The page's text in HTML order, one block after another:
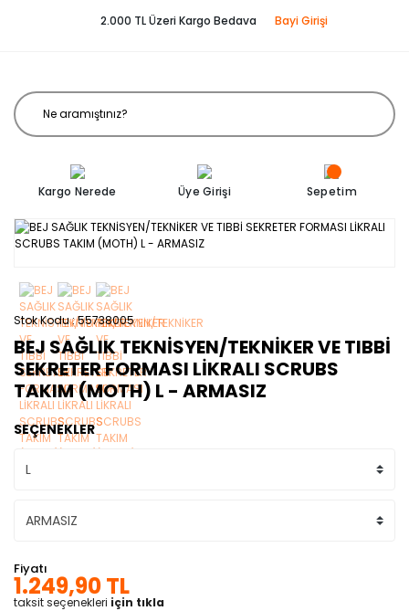
2.000 TL Üzeri Kargo Bedava Bayi Girişi
Kargo Nerede Üye Girişi Sepetim
Stok Kodu 55738005
BEJ SAĞLIK TEKNİSYEN/TEKNİKER VE TIBBİ
SEKRETER FORMASI LİKRALI SCRUBS
TAKIM (MOTH) L - ARMASIZ
SEÇENEKLER
Fiyatı
1.249,90 TL
taksit seçenekleri için tıkla